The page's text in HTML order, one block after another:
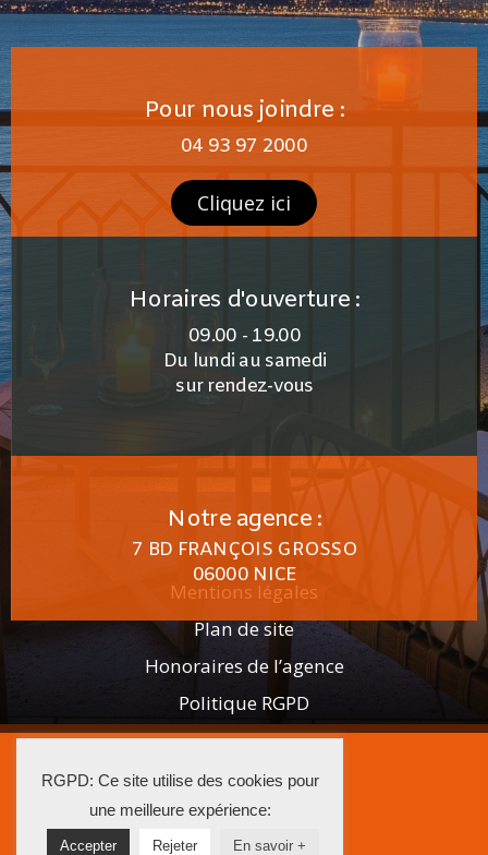
Pour nous joindre :
04 93 97 2000
Cliquez ici
Horaires d'ouverture :
09.00 - 19.00
Du lundi au samedi
sur rendez-vous
Notre agence :
7 BD FRANÇOIS GROSSO
06000 NICE
Mentions légales
Plan de site
Honoraires de l’agence
Politique RGPD
La Solution Immo
RGPD: Ce site utilise des cookies pour
une meilleure expérience:
Accepter Rejeter En savoir +